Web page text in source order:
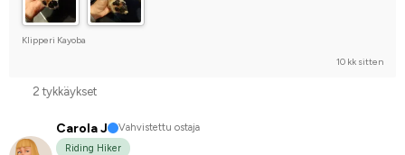
Klipperi Kayoba
10 kk sitten
2 tykkäykset
Carola J
Vahvistettu ostaja
Riding Hiker